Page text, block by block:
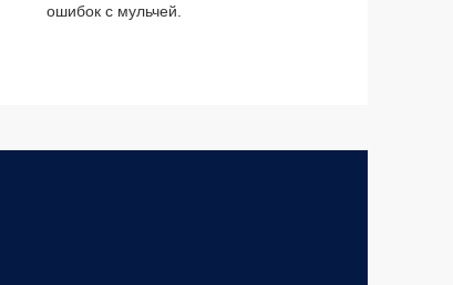
ошибок с мульчей.